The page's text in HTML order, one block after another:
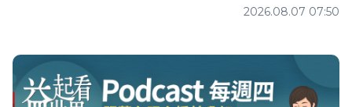
2026.08.07 07:50